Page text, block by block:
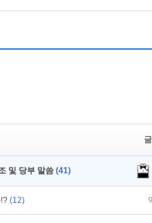
및 당부 말씀 (41)
(12)